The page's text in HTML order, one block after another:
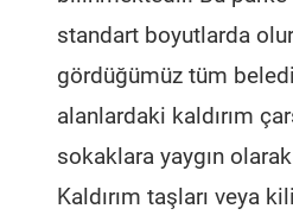
standart boyutlarda
gördüğümüz tüm
alanlardaki kaldırım
sokaklara yaygın
Kaldırım taşları veya